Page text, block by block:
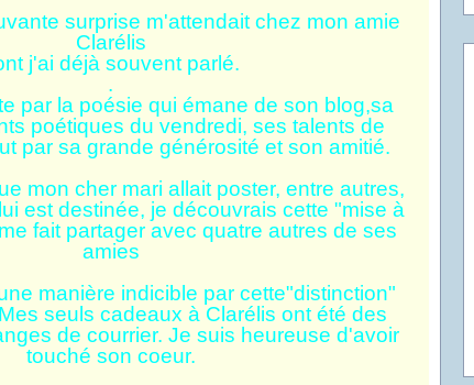
surprise m'attendait chez mon amie
Clarélis
j'ai déjà souvent parlé.
.
par la poésie qui émane de son blog,sa
poétiques du vendredi, ses talents de
par sa grande générosité et son amitié.
mon cher mari allait poster, entre autres,
est destinée, je découvrais cette "mise à
fait partager avec quatre autres de ses
amies
manière indicible par cette"distinction"
seuls cadeaux à Clarélis ont été des
de courrier. Je suis heureuse d'avoir
touché son coeur.